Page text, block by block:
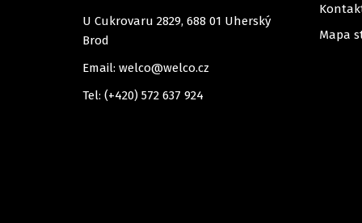
U Cukrovaru 2829, 688 01 Uherský
Brod
Email: welco@welco.cz
Tel: (+420) 572 637 924
Mapa